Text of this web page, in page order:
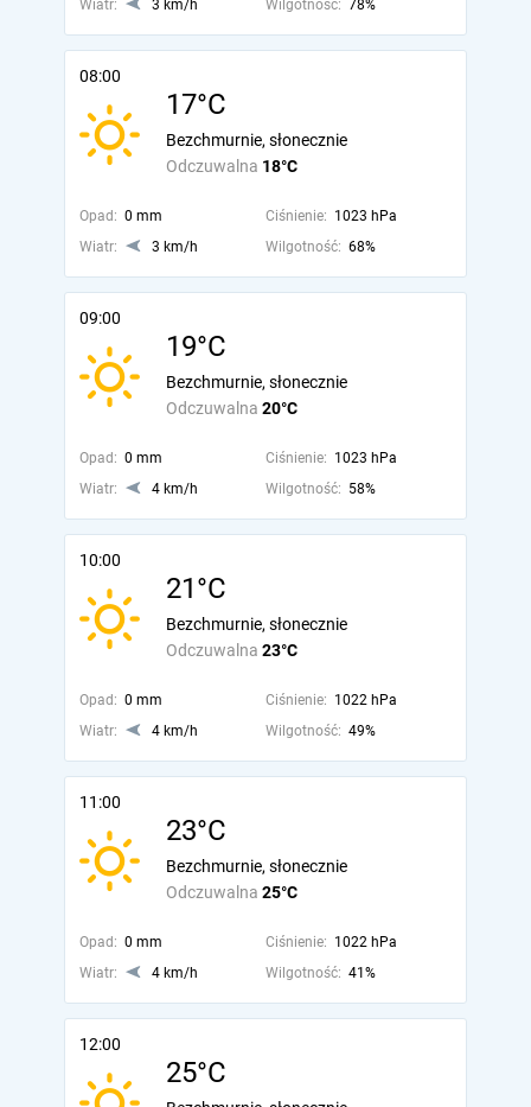
Wiatr: 3 km/h Wilgotność: 78%
08:00
17°C
Odczuwalna 18°C
Bezchmurnie, słonecznie
Opad: 0 mm Ciśnienie: 1023 hPa
Wiatr:
3 km/h Wilgotność: 68%
09:00
19°C
Odczuwalna 20°C
Bezchmurnie, słonecznie
Opad: 0 mm Ciśnienie: 1023 hPa
Wiatr:
4 km/h Wilgotność: 58%
10:00
21°C
Odczuwalna 23°C
Bezchmurnie, słonecznie
Opad: 0 mm Ciśnienie: 1022 hPa
Wiatr:
4 km/h Wilgotność: 49%
11:00
23°C
Odczuwalna 25°C
Bezchmurnie, słonecznie
Opad: 0 mm Ciśnienie: 1022 hPa
Wiatr:
4 km/h Wilgotność: 41%
12:00
25°C